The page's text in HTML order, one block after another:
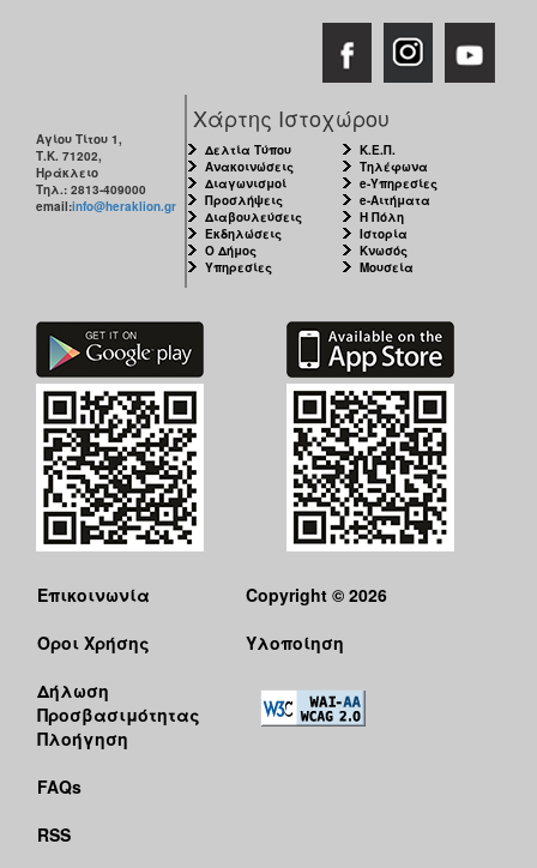
Αγίου Τίτου 1,
Τ.Κ. 71202,
Ηράκλειο
Τηλ.: 2813-409000
email:info@heraklion.gr
Χάρτης Ιστοχώρου
Δελτία Τύπου
Ανακοινώσεις
Διαγωνισμοί
Προσλήψεις
Διαβουλεύσεις
Εκδηλώσεις
Ο Δήμος
Υπηρεσίες
Κ.Ε.Π.
Τηλέφωνα
e-Υπηρεσίες
e-Αιτήματα
Η Πόλη
Ιστορία
Κνωσός
Μουσεία
Επικοινωνία
Όροι Χρήσης
Δήλωση
Προσβασιμότητας
Πλοήγηση
FAQs
RSS
Copyright © 2026
Υλοποίηση